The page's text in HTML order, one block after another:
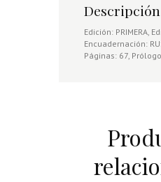
Descripción
Edición: PRIMERA,
Encuadernación:
Páginas: 67,